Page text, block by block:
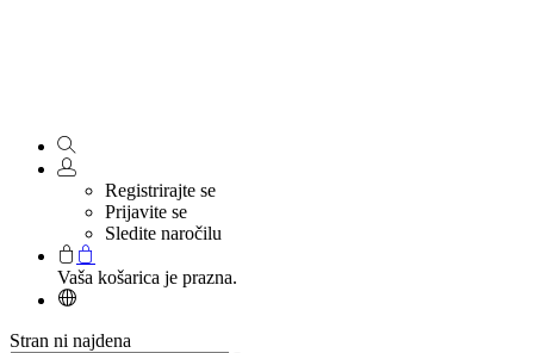
Registrirajte se
Prijavite se
Sledite naročilu
Vaša košarica je prazna.
Stran ni najdena